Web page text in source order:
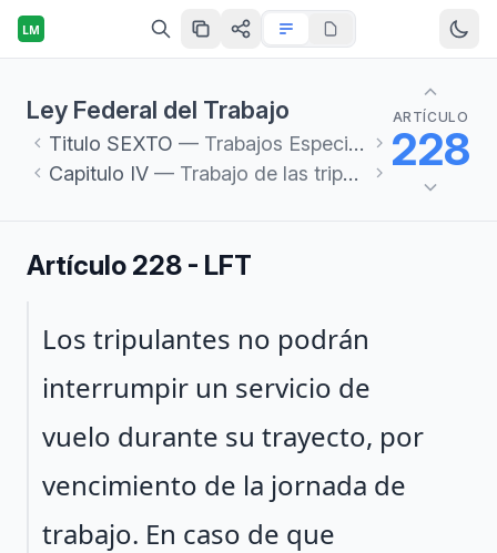
LM
Ley Federal del Trabajo
Titulo SEXTO — Trabajos Especiales
Capitulo IV — Trabajo de las tripulaciones aeronáuticas
ARTÍCULO
228
Artículo 228 - LFT
Párrafo 1
Los tripulantes no podrán
interrumpir un servicio de
vuelo durante su trayecto, por
vencimiento de la jornada de
trabajo. En caso de que